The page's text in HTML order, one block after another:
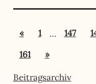
Beiträge
«Vorherige
1 … 147
161
Nächste
»
Beitragsarchiv